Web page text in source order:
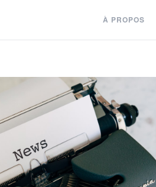
À PROPOS